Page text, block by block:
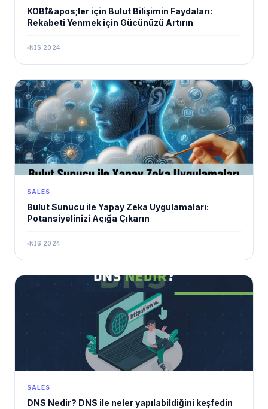
KOBİ&apos;ler için Bulut Bilişimin Faydaları:
Rekabeti Yenmek için Gücünüzü Artırın
NIS 2024
SALES
Bulut Sunucu ile Yapay Zeka Uygulamaları:
Potansiyelinizi Açığa Çıkarın
NIS 2024
SALES
DNS Nedir? DNS ile neler yapılabildiğini keşfedin